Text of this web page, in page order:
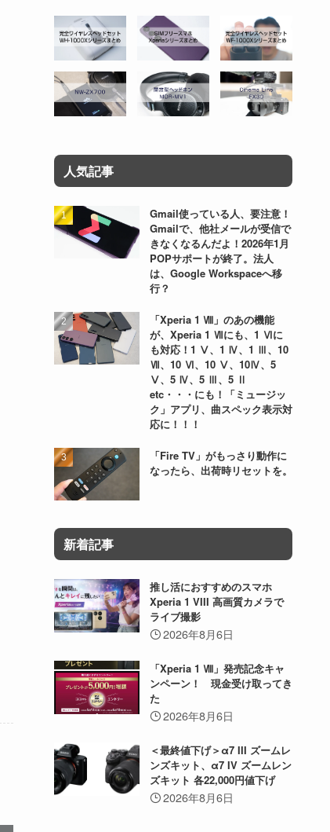
人気記事
Gmail使っている人、要注意！
Gmailで、他社メールが受信で
きなくなるんだよ！2026年1月
POPサポートが終了。法人
は、Google Workspaceへ移
行？
「Xperia 1 Ⅷ」のあの機能
が、Xperia 1 Ⅶにも、1 Ⅵに
も対応！1 Ⅴ、1 Ⅳ、1 Ⅲ、10
Ⅶ、10 Ⅵ、10 Ⅴ、10Ⅳ、5
Ⅴ、5 Ⅳ、5 Ⅲ、5 Ⅱ
etc・・・にも！「ミュージッ
ク」アプリ、曲スペック表示対
応に！！！
「Fire TV」がもっさり動作に
なったら、出荷時リセットを。
新着記事
推し活におすすめのスマホ
Xperia 1 VIII 高画質カメラで
ライブ撮影
2026年8月6日
「Xperia 1 Ⅷ」発売記念キャ
ンペーン！ 現金受け取ってき
た
2026年8月6日
＜最終値下げ＞α7 III ズームレ
ンズキット、α7 IV ズームレン
ズキット 各22,000円値下げ
2026年8月6日